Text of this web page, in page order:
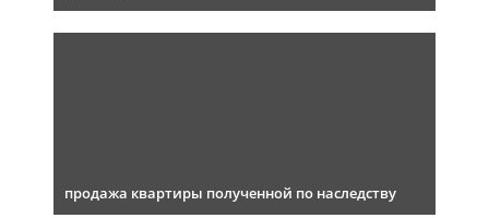
продажа квартиры полученной по наследству